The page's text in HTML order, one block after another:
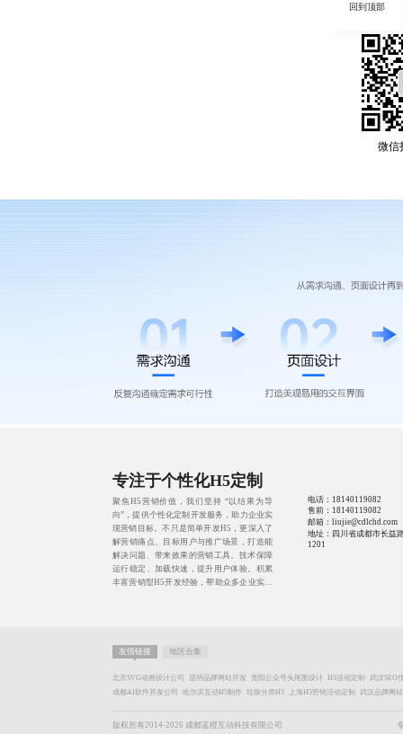
微信
回到顶部
专注于个性化H5定制
聚焦H5营销价值，我们坚持 “以结果为导
向”，提供个性化定制开发服务，助力企业实
现营销目标。不只是简单开发H5，更深入了
解营销痛点、目标用户与推广场景，打造能
解决问题、带来效果的营销工具。技术保障
运行稳定、加载快速，提升用户体验。积累
丰富营销型H5开发经验，帮助众多企业实现
电话： 18140119082
售前： 18140119082
邮箱：liujie@cdlchd.com
地址：四川省成都市长益
1201
友情链接 地区合集
北京SVG动画设计公司 昆明品牌网站开发 贵阳公众号头尾图设计 H5活动定制
武汉SEO
成都AI软件开发公司
哈尔滨互动H5制作 垃圾分类H5 上海H5营销活动定制 武汉品牌网
版权所有2014-2026 成都蓝橙互动科技有限公司